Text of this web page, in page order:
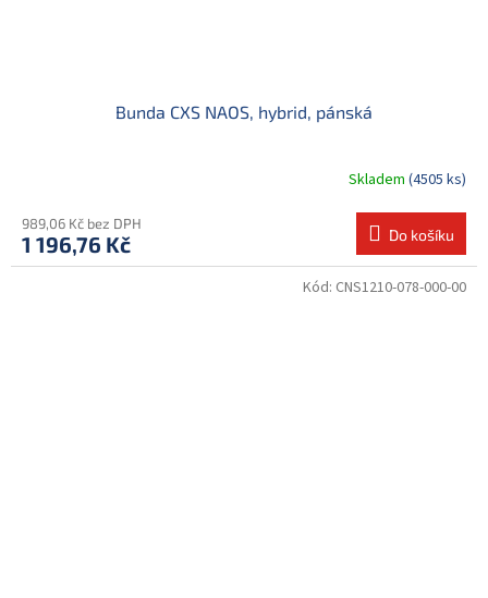
Bunda CXS NAOS, hybrid, pánská
Skladem (4505 ks)
989,06 Kč bez DPH
1 196,76 Kč Do košíku
Kód: CNS1210-078-000-00